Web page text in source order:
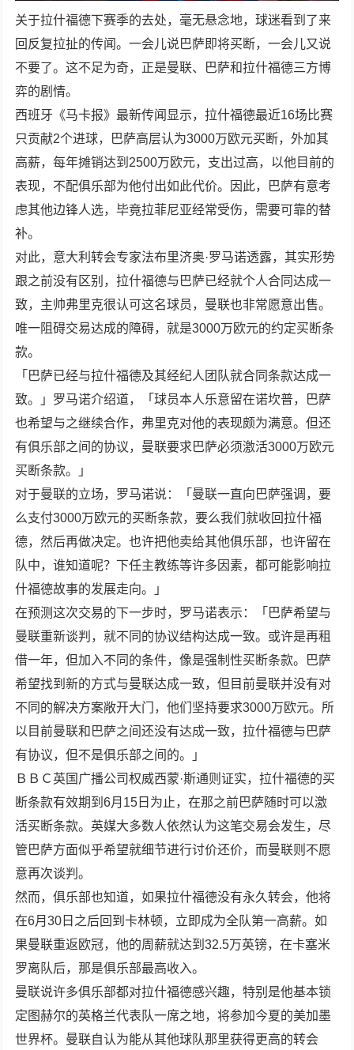
关于拉什福德下赛季的去处，毫无悬念地，球迷看到了来
回反复拉扯的传闻。一会儿说巴萨即将买断，一会儿又说
不要了。这不足为奇，正是曼联、巴萨和拉什福德三方博
弈的剧情。
西班牙《马卡报》最新传闻显示，拉什福德最近16场比赛
只贡献2个进球，巴萨高层认为3000万欧元买断，外加其
高薪，每年摊销达到2500万欧元，支出过高，以他目前的
表现，不配俱乐部为他付出如此代价。因此，巴萨有意考
虑其他边锋人选，毕竟拉菲尼亚经常受伤，需要可靠的替
补。
对此，意大利转会专家法布里济奥·罗马诺透露，其实形势
跟之前没有区别，拉什福德与巴萨已经就个人合同达成一
致，主帅弗里克很认可这名球员，曼联也非常愿意出售。
唯一阻碍交易达成的障碍，就是3000万欧元的约定买断条
款。
「巴萨已经与拉什福德及其经纪人团队就合同条款达成一
致。」罗马诺介绍道，「球员本人乐意留在诺坎普，巴萨
也希望与之继续合作，弗里克对他的表现颇为满意。但还
有俱乐部之间的协议，曼联要求巴萨必须激活3000万欧元
买断条款。」
对于曼联的立场，罗马诺说：「曼联一直向巴萨强调，要
么支付3000万欧元的买断条款，要么我们就收回拉什福
德，然后再做决定。也许把他卖给其他俱乐部，也许留在
队中，谁知道呢？下任主教练等许多因素，都可能影响拉
什福德故事的发展走向。」
在预测这次交易的下一步时，罗马诺表示：「巴萨希望与
曼联重新谈判，就不同的协议结构达成一致。或许是再租
借一年，但加入不同的条件，像是强制性买断条款。巴萨
希望找到新的方式与曼联达成一致，但目前曼联并没有对
不同的解决方案敞开大门，他们坚持要求3000万欧元。所
以目前曼联和巴萨之间还没有达成一致，拉什福德与巴萨
有协议，但不是俱乐部之间的。」
ＢＢＣ英国广播公司权威西蒙·斯通则证实，拉什福德的买
断条款有效期到6月15日为止，在那之前巴萨随时可以激
活买断条款。英媒大多数人依然认为这笔交易会发生，尽
管巴萨方面似乎希望就细节进行讨价还价，而曼联则不愿
意再次谈判。
然而，俱乐部也知道，如果拉什福德没有永久转会，他将
在6月30日之后回到卡林顿，立即成为全队第一高薪。如
果曼联重返欧冠，他的周薪就达到32.5万英镑，在卡塞米
罗离队后，那是俱乐部最高收入。
曼联说许多俱乐部都对拉什福德感兴趣，特别是他基本锁
定图赫尔的英格兰代表队一席之地，将参加今夏的美加墨
世界杯。曼联自认为能从其他球队那里获得更高的转会